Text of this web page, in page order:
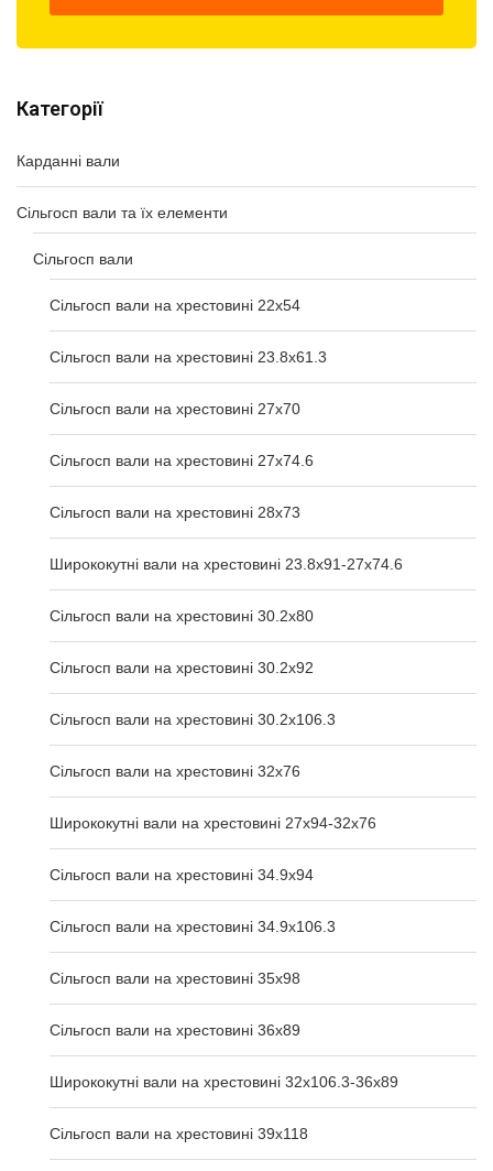
Категорії
Карданні вали
Сільгосп вали та їх елементи
Сільгосп вали
Сільгосп вали на хрестовині 22х54
Сільгосп вали на хрестовині 23.8х61.3
Сільгосп вали на хрестовині 27х70
Сільгосп вали на хрестовині 27х74.6
Сільгосп вали на хрестовині 28х73
Ширококутні вали на хрестовині 23.8х91-27х74.6
Сільгосп вали на хрестовині 30.2x80
Сільгосп вали на хрестовині 30.2x92
Сільгосп вали на хрестовині 30.2x106.3
Сільгосп вали на хрестовині 32x76
Ширококутні вали на хрестовині 27х94-32х76
Сільгосп вали на хрестовині 34.9x94
Сільгосп вали на хрестовині 34.9x106.3
Сільгосп вали на хрестовині 35x98
Сільгосп вали на хрестовині 36x89
Ширококутні вали на хрестовині 32х106.3-36х89
Сільгосп вали на хрестовині 39x118